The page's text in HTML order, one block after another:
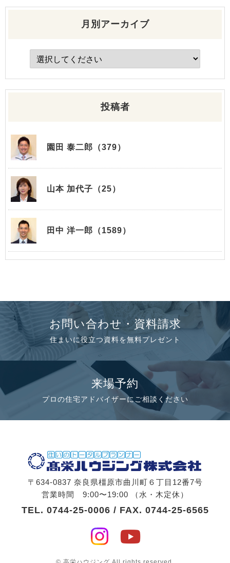
月別アーカイブ
投稿者
園田 泰二郎（379）
山本 加代子（25）
田中 洋一郎（1589）
お問い合わせ・資料請求
住まいに役立つ資料を無料プレゼント
来場予約
プロの住宅アドバイザーにご相談ください
〒634-0837 奈良県橿原市曲川町６丁目12番7号
営業時間 9:00〜19:00 （水・木定休）
TEL. 0744-25-0006 / FAX. 0744-25-6565